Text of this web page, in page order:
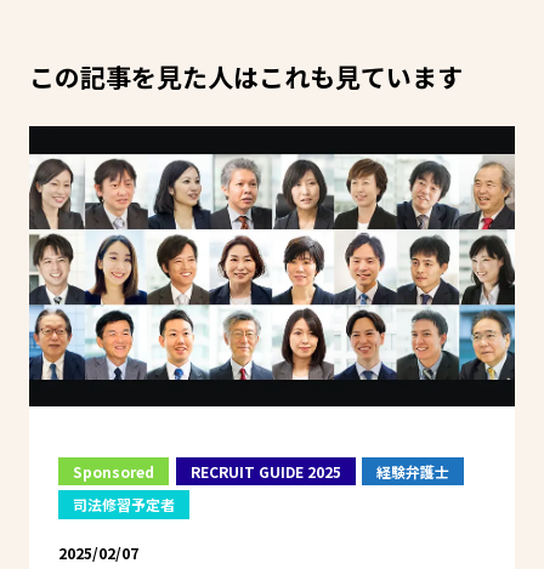
この記事を見た人はこれも見ています
Sponsored RECRUIT GUIDE 2025
経験弁護士
司法修習予定者
2025/02/07